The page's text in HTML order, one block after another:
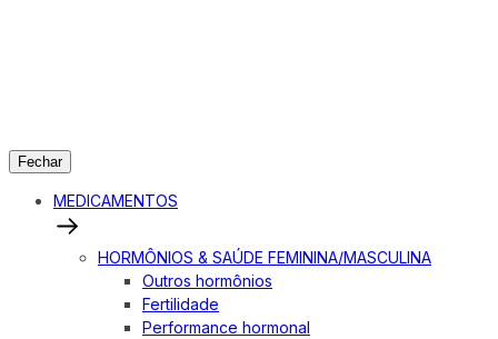
Fechar
MEDICAMENTOS
HORMÔNIOS & SAÚDE FEMININA/MASCULINA
Outros hormônios
Fertilidade
Performance hormonal